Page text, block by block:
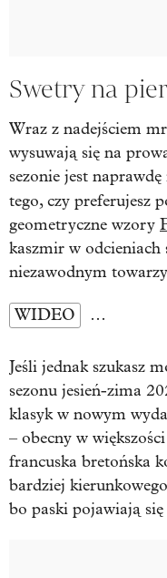
Swetry na
Wraz z nadejściem
wysuwają się na
sezonie jest
tego, czy preferujesz
geometryczne wzory
kaszmir w odcieniach
niezawodnym
WIDEO …
Jeśli jednak szukasz
sezonu jesień-zima
klasyk w nowym
– obecny w
francuska bretońska
bardziej
bo paski pojawiają